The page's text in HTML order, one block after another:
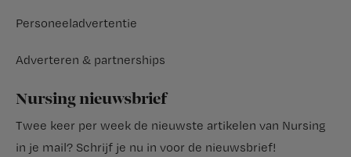
Personeeladvertentie
Adverteren & partnerships
Nursing nieuwsbrief
Twee keer per week de nieuwste artikelen van Nursing
in je mail? Schrijf je nu in voor de nieuwsbrief!